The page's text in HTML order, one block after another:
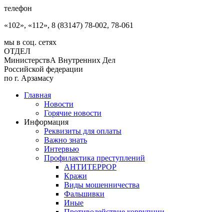
телефон
«102», «112», 8 (83147) 78-002, 78-061
мы в соц. сетях
ОТДЕЛ
МинистерствА Внутренних Дел
Российской федерации
по г. Арзамасу
Главная
Новости
Горячие новости
Информация
Реквизиты для оплаты
Важно знать
Интервью
Профилактика преступлений
АНТИТЕРРОР
Кражи
Виды мошенничества
Фальшивки
Иные